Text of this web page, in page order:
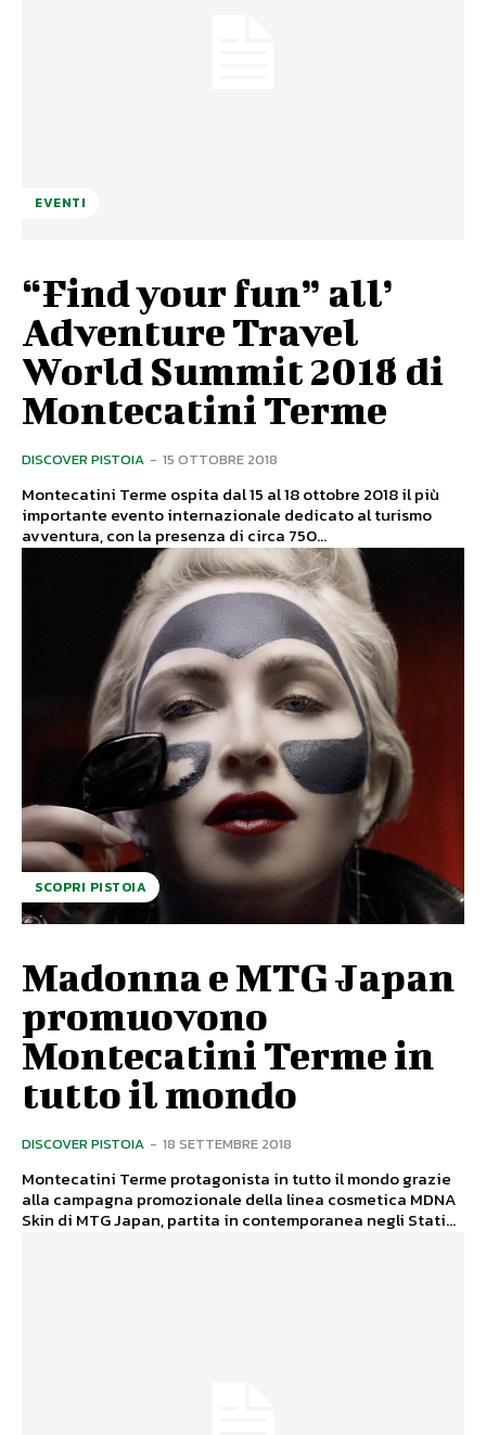
EVENTI
“Find your fun” all’
Adventure Travel
World Summit 2018 di
Montecatini Terme
DISCOVER PISTOIA - 15 OTTOBRE 2018
Montecatini Terme ospita dal 15 al 18 ottobre 2018 il più
importante evento internazionale dedicato al turismo
avventura, con la presenza di circa 750...
SCOPRI PISTOIA
Madonna e MTG Japan
promuovono
Montecatini Terme in
tutto il mondo
DISCOVER PISTOIA - 18 SETTEMBRE 2018
Montecatini Terme protagonista in tutto il mondo grazie
alla campagna promozionale della linea cosmetica MDNA
Skin di MTG Japan, partita in contemporanea negli Stati...